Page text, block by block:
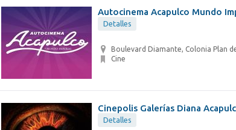
Autocinema Acapulco Mundo
Detalles
Boulevard Diamante, Colonia Plan
Cine
Cinepolis Galerías Diana
Detalles